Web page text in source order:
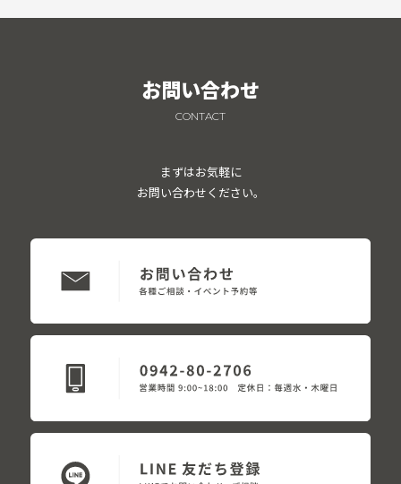
お問い合わせ
CONTACT
まずはお気軽に
お問い合わせください。